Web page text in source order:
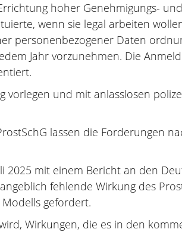
hoher Genehmigungs-
wenn sie legal arbeiten
personenbezogener Daten
Jahr vorzunehmen. Die
vorlegen und mit anlasslosen
lassen die Forderungen
2025 mit einem Bericht an den
fehlende Wirkung des
gefordert.
Wirkungen, die es in den